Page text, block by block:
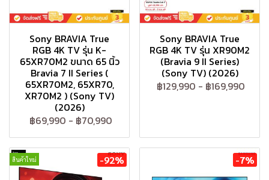
Sony BRAVIA True
RGB 4K TV รุ่น K-
65XR70M2 ขนาด 65 นิ้ว
Bravia 7 II Series (
65XR70M2, 65XR70,
XR70M2 ) (Sony TV)
(2026)
฿69,990 - ฿70,990
Sony BRAVIA True
RGB 4K TV รุ่น XR90M2
(Bravia 9 II Series)
(Sony TV) (2026)
฿129,990 - ฿169,990
สินค้าใหม่ -92% -7%